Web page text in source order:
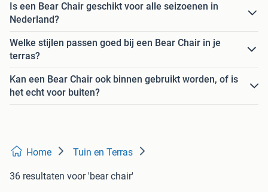
Is een Bear Chair geschikt voor alle seizoenen in
Nederland?
Welke stijlen passen goed bij een Bear Chair in je
terras?
Kan een Bear Chair ook binnen gebruikt worden, of is
het echt voor buiten?
Home Tuin en Terras
36 resultaten voor 'bear chair'